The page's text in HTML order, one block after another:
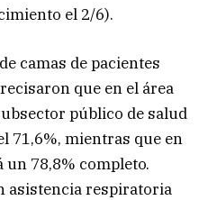
el 2/6).
camas de pacientes
que en el área
público de salud
71,6%, mientras que en
78,8% completo.
asistencia respiratoria